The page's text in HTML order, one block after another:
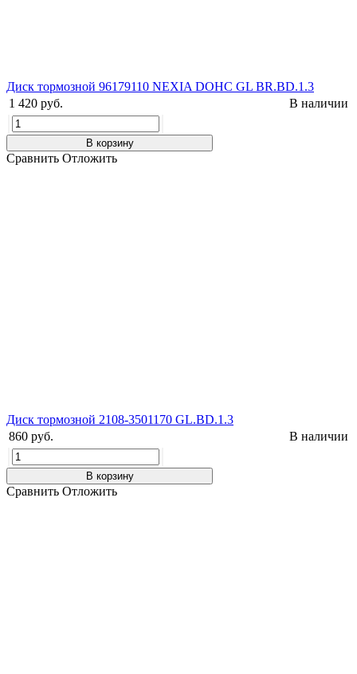
Диск тормозной 96179110 NEXIA DOHC GL BR.BD.1.3
1 420 руб.
В наличии
В корзину
Сравнить Отложить
Диск тормозной 2108-3501170 GL.BD.1.3
860 руб.
В наличии
В корзину
Сравнить Отложить